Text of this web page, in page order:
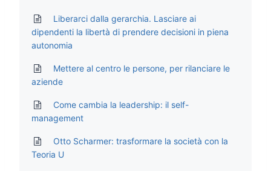
Liberarci dalla gerarchia. Lasciare ai
dipendenti la libertà di prendere decisioni in piena
autonomia
Mettere al centro le persone, per rilanciare le
aziende
Come cambia la leadership: il self-
management
Otto Scharmer: trasformare la società con la
Teoria U